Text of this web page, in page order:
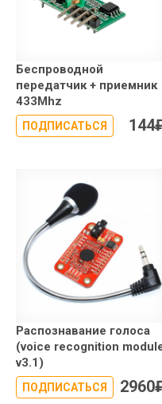
Беспроводной
передатчик + приемник
433Mhz
ПОДПИСАТЬСЯ 144
Распознавание голоса
(voice recognition
v3.1)
ПОДПИСАТЬСЯ 2960